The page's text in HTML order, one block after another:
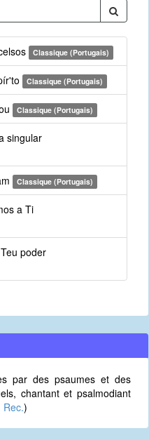
Classique (Portugais)
Classique (Portugais)
Classique (Portugais)
singular
Classique (Portugais)
a Ti
poder
par des psaumes et des
chantant et psalmodiant
Rec.)